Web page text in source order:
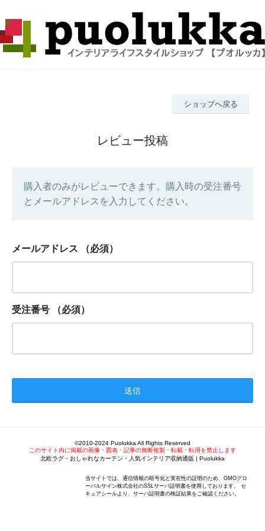
ショップへ戻る
レビュー投稿
購入者のみがレビューできます。購入時の受注番号
とメールアドレスを入力してください。
メールアドレス （必須）
受注番号 （必須）
©2010-2024 Puolukka All Rights Reserved
このサイト内に掲載の画像・図表・記事の無断複製・転載・転用を禁止します
北欧ラグ・おしゃれなカーテン・人気インテリア収納通販 | Puolukka
当サイトでは、通信情報の暗号化と実在性の証明のため、GMOグロ
ーバルサイン株式会社のSSLサーバ証明書を使用しております。 セ
キュアシールより、サーバ証明書の検証結果をご確認ください。